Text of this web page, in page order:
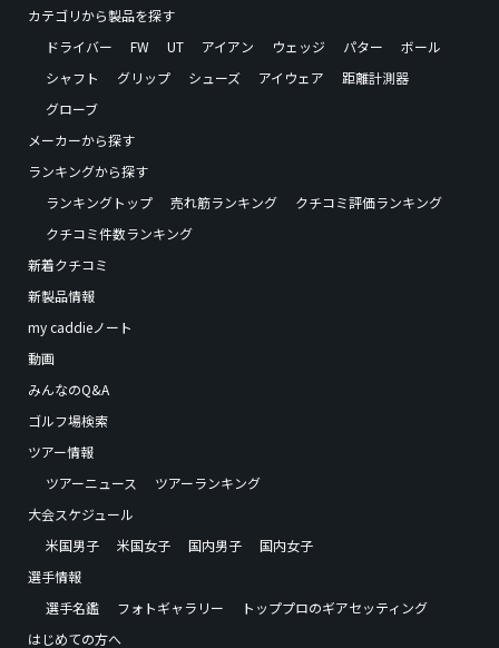
カテゴリから製品を探す
ドライバー
FW UT アイアン ウェッジ パター
ボール
シャフト
グリップ シューズ アイウェア
距離計測器
グローブ
メーカーから探す
ランキングから探す
ランキングトップ
売れ筋ランキング
クチコミ評価ランキング
クチコミ件数ランキング
新着クチコミ
新製品情報
my caddieノート
動画
みんなのQ&A
ゴルフ場検索
ツアー情報
ツアーニュース
ツアーランキング
大会スケジュール
米国男子
米国女子 国内男子
国内女子
選手情報
選手名鑑
フォトギャラリー
トッププロのギアセッティング
はじめての方へ